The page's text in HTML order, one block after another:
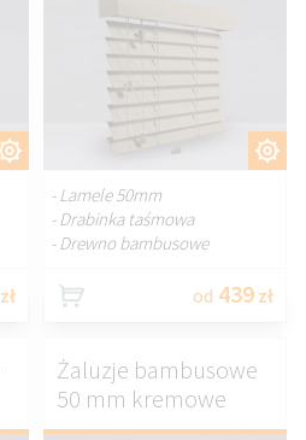
zł
DOSTOSUJ.
- Lamele 50mm
- Drabinka taśmowa
- Drewno bambusowe
od 439 zł
Żaluzje bambusowe
50 mm kremowe